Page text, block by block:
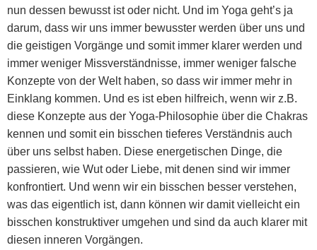
nun dessen bewusst ist oder nicht. Und im Yoga geht’s ja
darum, dass wir uns immer bewusster werden über uns und
die geistigen Vorgänge und somit immer klarer werden und
immer weniger Missverständnisse, immer weniger falsche
Konzepte von der Welt haben, so dass wir immer mehr in
Einklang kommen. Und es ist eben hilfreich, wenn wir z.B.
diese Konzepte aus der Yoga-Philosophie über die Chakras
kennen und somit ein bisschen tieferes Verständnis auch
über uns selbst haben. Diese energetischen Dinge, die
passieren, wie Wut oder Liebe, mit denen sind wir immer
konfrontiert. Und wenn wir ein bisschen besser verstehen,
was das eigentlich ist, dann können wir damit vielleicht ein
bisschen konstruktiver umgehen und sind da auch klarer mit
diesen inneren Vorgängen.